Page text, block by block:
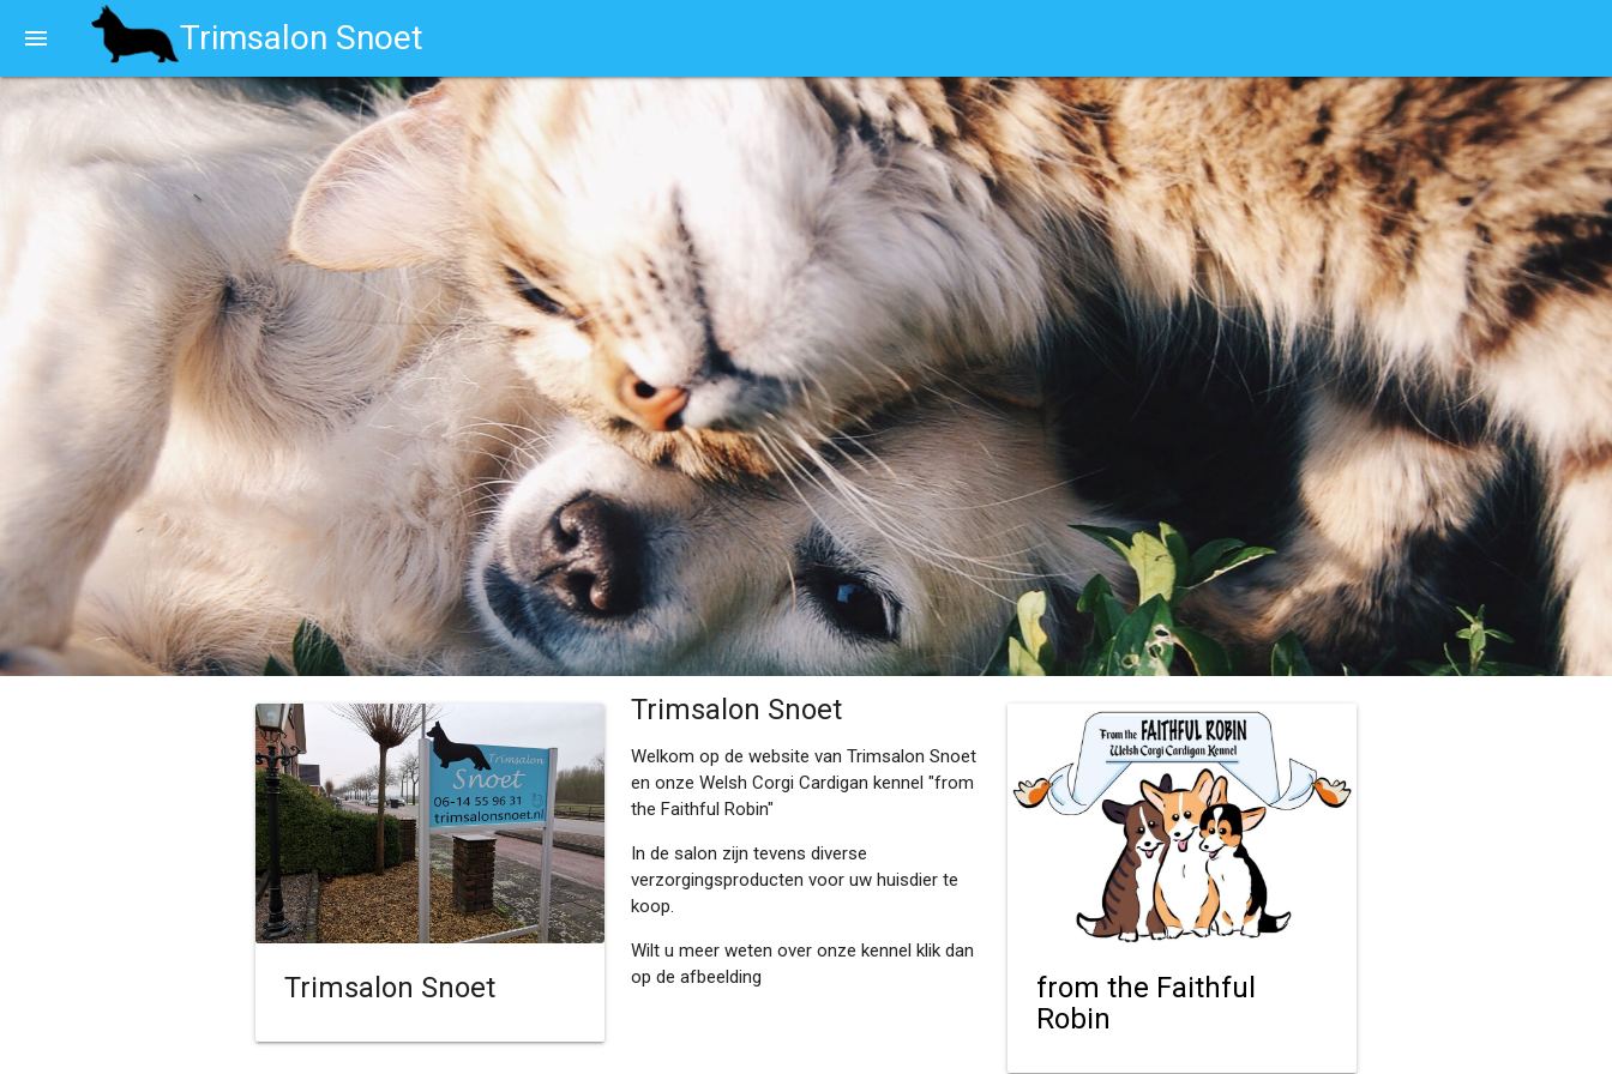
Trimsalon Snoet
menu
Trimsalon Snoet
Trimsalon Snoet
Welkom op de website van Trimsalon Snoet
en onze Welsh Corgi Cardigan kennel "from
the Faithful Robin"
In de salon zijn tevens diverse
verzorgingsproducten voor uw huisdier te
koop.
Wilt u meer weten over onze kennel klik dan
op de afbeelding
from the Faithful
Robin